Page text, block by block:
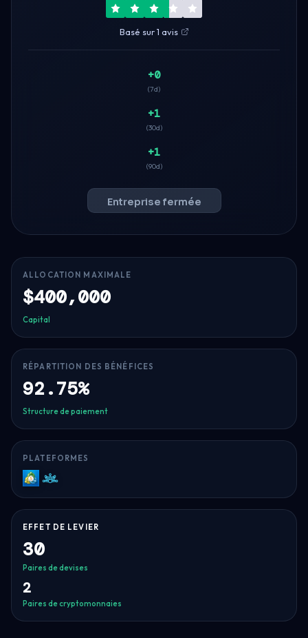
Basé sur 1 avis
+0
(7d)
+1
(30d)
+1
(90d)
Entreprise fermée
ALLOCATION MAXIMALE
$400,000
Capital
RÉPARTITION DES BÉNÉFICES
92.75%
Structure de paiement
PLATEFORMES
MT5Match-
Trader
EFFET DE LEVIER
30
Paires de devises
2
Paires de cryptomonnaies